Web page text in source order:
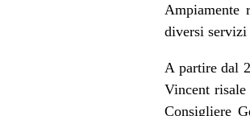
Ampiamente
diversi servizi
A partire dal
Vincent
Consigliere